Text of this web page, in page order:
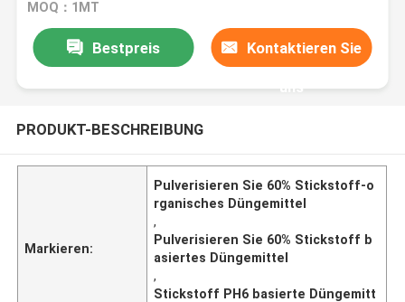
MOQ：1MT
Bestpreis Kontaktieren Sie
uns
PRODUKT-BESCHREIBUNG
Markieren:
Pulverisieren Sie 60% Stickstoff-o
rganisches Düngemittel
,
Pulverisieren Sie 60% Stickstoff b
asiertes Düngemittel
,
Stickstoff PH6 basierte Düngemitt